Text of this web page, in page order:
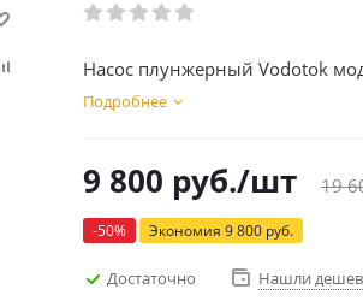
Насос плунжерный Vodotok
Подробнее
9 800 руб./шт 19
-50% Экономия 9 800 руб.
Достаточно Нашли